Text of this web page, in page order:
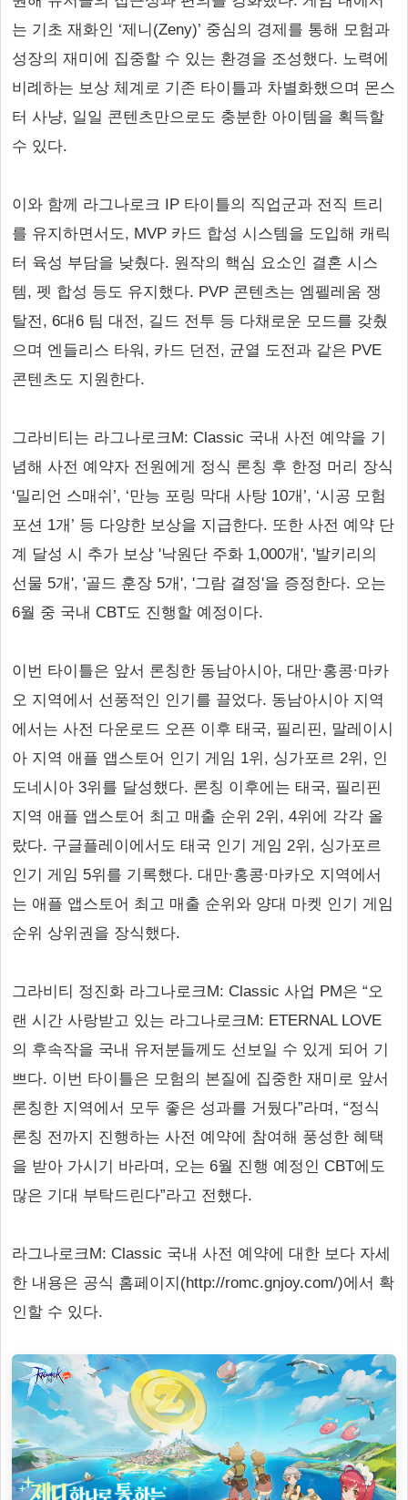
는 기초 재화인 ‘제니(Zeny)’ 중심의 경제를 통해 모험과
성장의 재미에 집중할 수 있는 환경을 조성했다. 노력에
비례하는 보상 체계로 기존 타이틀과 차별화했으며 몬스
터 사냥, 일일 콘텐츠만으로도 충분한 아이템을 획득할
수 있다.
이와 함께 라그나로크 IP 타이틀의 직업군과 전직 트리
를 유지하면서도, MVP 카드 합성 시스템을 도입해 캐릭
터 육성 부담을 낮췄다. 원작의 핵심 요소인 결혼 시스
템, 펫 합성 등도 유지했다. PVP 콘텐츠는 엠펠레움 쟁
탈전, 6대6 팀 대전, 길드 전투 등 다채로운 모드를 갖췄
으며 엔들리스 타워, 카드 던전, 균열 도전과 같은 PVE
콘텐츠도 지원한다.
그라비티는 라그나로크M: Classic 국내 사전 예약을 기
념해 사전 예약자 전원에게 정식 론칭 후 한정 머리 장식
‘밀리언 스매쉬’, ‘만능 포링 막대 사탕 10개’, ‘시공 모험
포션 1개’ 등 다양한 보상을 지급한다. 또한 사전 예약 단
계 달성 시 추가 보상 '낙원단 주화 1,000개', '발키리의
선물 5개', '골드 훈장 5개', '그람 결정'을 증정한다. 오는
6월 중 국내 CBT도 진행할 예정이다.
이번 타이틀은 앞서 론칭한 동남아시아, 대만∙홍콩∙마카
오 지역에서 선풍적인 인기를 끌었다. 동남아시아 지역
에서는 사전 다운로드 오픈 이후 태국, 필리핀, 말레이시
아 지역 애플 앱스토어 인기 게임 1위, 싱가포르 2위, 인
도네시아 3위를 달성했다. 론칭 이후에는 태국, 필리핀
지역 애플 앱스토어 최고 매출 순위 2위, 4위에 각각 올
랐다. 구글플레이에서도 태국 인기 게임 2위, 싱가포르
인기 게임 5위를 기록했다. 대만∙홍콩∙마카오 지역에서
는 애플 앱스토어 최고 매출 순위와 양대 마켓 인기 게임
순위 상위권을 장식했다.
그라비티 정진화 라그나로크M: Classic 사업 PM은 “오
랜 시간 사랑받고 있는 라그나로크M: ETERNAL LOVE
의 후속작을 국내 유저분들께도 선보일 수 있게 되어 기
쁘다. 이번 타이틀은 모험의 본질에 집중한 재미로 앞서
론칭한 지역에서 모두 좋은 성과를 거뒀다”라며, “정식
론칭 전까지 진행하는 사전 예약에 참여해 풍성한 혜택
을 받아 가시기 바라며, 오는 6월 진행 예정인 CBT에도
많은 기대 부탁드린다”라고 전했다.
라그나로크M: Classic 국내 사전 예약에 대한 보다 자세
한 내용은 공식 홈페이지(http://romc.gnjoy.com/)에서 확
인할 수 있다.